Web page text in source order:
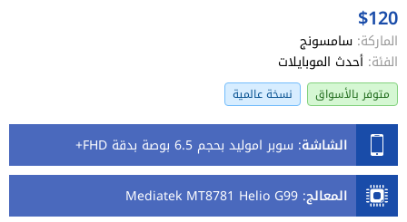
$120
الماركة: سامسونج
الفئة: أحدث الموبايلات
متوفر بالأسواق نسخة عالمية
الشاشة: سوبر اموليد بحجم 6.5 بوصة بدقة FHD+
المعالج:
Mediatek MT8781 Helio G99